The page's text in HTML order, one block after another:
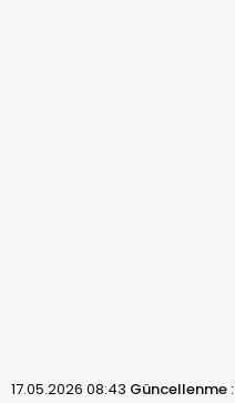
17.05.2026 08:43 Güncellenme :